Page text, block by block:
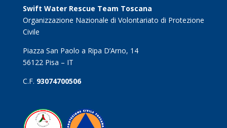
Swift Water Rescue Team Toscana
Organizzazione Nazionale di Volontariato di Protezione
Civile
Piazza San Paolo a Ripa D’Arno, 14
56122 Pisa – IT
C.F. 93074700506